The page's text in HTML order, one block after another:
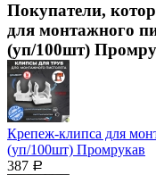
Покупатели,
для монтажного
(уп/100шт)
Крепеж-клипса для
(уп/100шт) Промрукав
387 Р